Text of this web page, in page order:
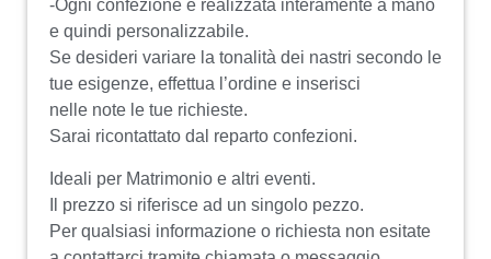
-Ogni confezione è realizzata interamente a mano
e quindi personalizzabile.
Se desideri variare la tonalità dei nastri secondo le
tue esigenze, effettua l’ordine e inserisci
nelle note le tue richieste.
Sarai ricontattato dal reparto confezioni.
Ideali per Matrimonio e altri eventi.
Il prezzo si riferisce ad un singolo pezzo.
Per qualsiasi informazione o richiesta non esitate